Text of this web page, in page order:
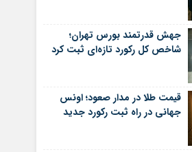
جهش قدرتمند بورس تهران؛
شاخص کل رکورد تازه‌ای ثبت کرد
قیمت طلا در مدار صعود؛ اونس
جهانی در راه ثبت رکورد جدید